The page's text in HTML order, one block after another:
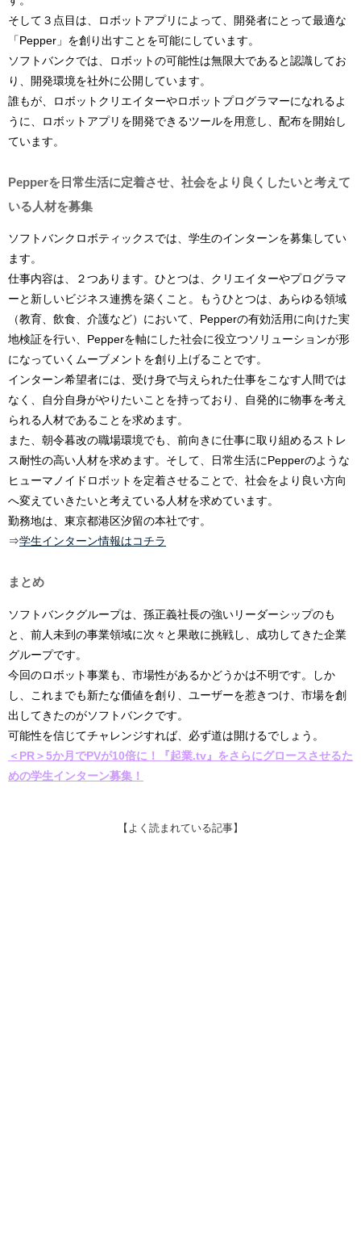
そして３点目は、ロボットアプリによって、開発者にとって最適な
「Pepper」を創り出すことを可能にしています。
ソフトバンクでは、ロボットの可能性は無限大であると認識してお
り、開発環境を社外に公開しています。
誰もが、ロボットクリエイターやロボットプログラマーになれるよ
うに、ロボットアプリを開発できるツールを用意し、配布を開始し
ています。
Pepperを日常生活に定着させ、社会をより良くしたいと考えて
いる人材を募集
ソフトバンクロボティックスでは、学生のインターンを募集してい
ます。
仕事内容は、２つあります。ひとつは、クリエイターやプログラマ
ーと新しいビジネス連携を築くこと。もうひとつは、あらゆる領域
（教育、飲食、介護など）において、Pepperの有効活用に向けた実
地検証を行い、Pepperを軸にした社会に役立つソリューションが形
になっていくムーブメントを創り上げることです。
インターン希望者には、受け身で与えられた仕事をこなす人間では
なく、自分自身がやりたいことを持っており、自発的に物事を考え
られる人材であることを求めます。
また、朝令暮改の職場環境でも、前向きに仕事に取り組めるストレ
ス耐性の高い人材を求めます。そして、日常生活にPepperのような
ヒューマノイドロボットを定着させることで、社会をより良い方向
へ変えていきたいと考えている人材を求めています。
勤務地は、東京都港区汐留の本社です。
⇒学生インターン情報はコチラ
まとめ
ソフトバンクグループは、孫正義社長の強いリーダーシップのも
と、前人未到の事業領域に次々と果敢に挑戦し、成功してきた企業
グループです。
今回のロボット事業も、市場性があるかどうかは不明です。しか
し、これまでも新たな価値を創り、ユーザーを惹きつけ、市場を創
出してきたのがソフトバンクです。
可能性を信じてチャレンジすれば、必ず道は開けるでしょう。
＜PR＞5か月でPVが10倍に！『起業.tv』をさらにグロースさせるた
めの学生インターン募集！
【よく読まれている記事】